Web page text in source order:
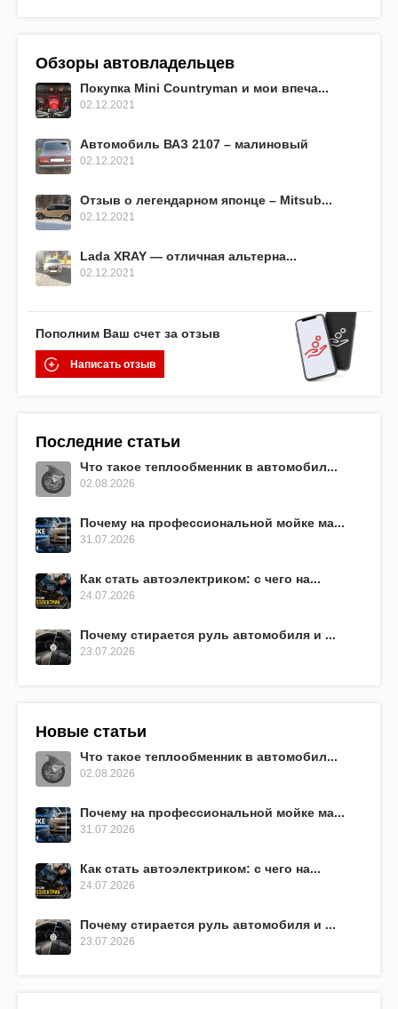
Обзоры автовладельцев
Покупка Mini Countryman и мои впеча...
02.12.2021
Автомобиль ВАЗ 2107 – малиновый
02.12.2021
Отзыв о легендарном японце – Mitsub...
02.12.2021
Lada XRAY — отличная альтерна...
02.12.2021
Пополним Ваш счет за отзыв
Написать отзыв
Последние статьи
Что такое теплообменник в автомобил...
02.08.2026
Почему на профессиональной мойке ма...
31.07.2026
Как стать автоэлектриком: с чего на...
24.07.2026
Почему стирается руль автомобиля и ...
23.07.2026
Новые статьи
Что такое теплообменник в автомобил...
02.08.2026
Почему на профессиональной мойке ма...
31.07.2026
Как стать автоэлектриком: с чего на...
24.07.2026
Почему стирается руль автомобиля и ...
23.07.2026